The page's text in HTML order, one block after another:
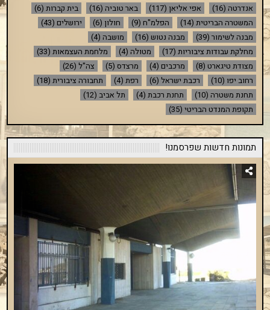
אנדרטה (16) אפי אליאן (117) באר טוביה (16) בית קברות (6)
המשטרה הבריטית (14) הפלמ"ח (9) חולון (6) ירושלים (43)
מבנה לשימור (39) מבנה נטוש (16) מושבה (4)
מחלקת עבודות ציבוריות (17) מטולה (4) מלחמת העצמאות (33)
מצודת טיגארט (8) מרכבים (4) מרצדס (5) צה"ל (26)
רחוב יפו (10) רכבת ישראל (6) רפת (4) תחבורה ציבורית (18)
תחנת משטרה (10) תחנת רכבת (4) תל אביב (12)
תקופת המנדט הבריטי (35)
תמונות חדשות שפרסמנו!